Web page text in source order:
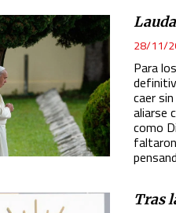
28/11/
Para
caer
aliarse
como
Tras
actively requested